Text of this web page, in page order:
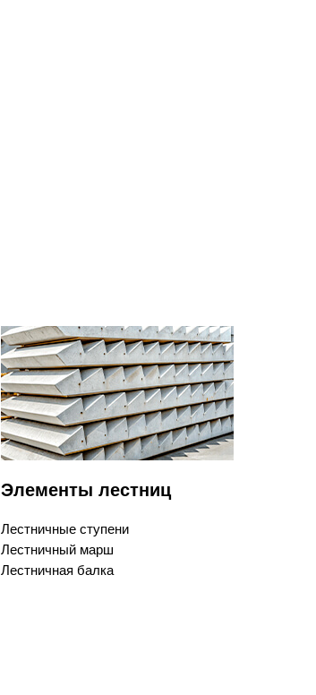
Элементы лестниц
Лестничные ступени
Лестничный марш
Лестничная балка